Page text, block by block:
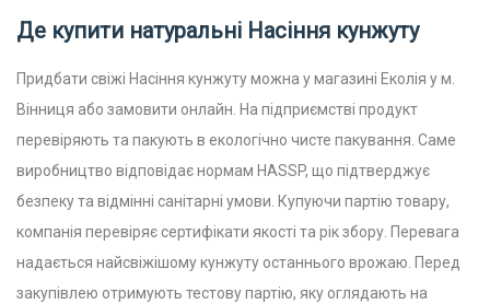
Де купити натуральні Насіння кунжуту
Придбати свіжі Насіння кунжуту можна у магазині Еколія у м.
Вінниця або замовити онлайн. На підприємстві продукт
перевіряють та пакують в екологічно чисте пакування. Саме
виробництво відповідає нормам HASSP, що підтверджує
безпеку та відмінні санітарні умови. Купуючи партію товару,
компанія перевіряє сертифікати якості та рік збору. Перевага
надається найсвіжішому кунжуту останнього врожаю. Перед
закупівлею отримують тестову партію, яку оглядають на